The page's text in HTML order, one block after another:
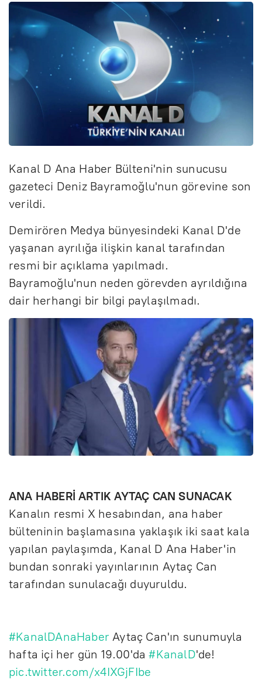
Kanal D Ana Haber Bülteni'nin sunucusu
gazeteci Deniz Bayramoğlu'nun görevine son
verildi.
Demirören Medya bünyesindeki Kanal D'de
yaşanan ayrılığa ilişkin kanal tarafından
resmi bir açıklama yapılmadı.
Bayramoğlu'nun neden görevden ayrıldığına
dair herhangi bir bilgi paylaşılmadı.
ANA HABERİ ARTIK AYTAÇ CAN SUNACAK
Kanalın resmi X hesabından, ana haber
bülteninin başlamasına yaklaşık iki saat kala
yapılan paylaşımda, Kanal D Ana Haber'in
bundan sonraki yayınlarının Aytaç Can
tarafından sunulacağı duyuruldu.
#KanalDAnaHaber Aytaç Can'ın sunumuyla
hafta içi her gün 19.00'da#KanalD'de!
pic.twitter.com/x4IXGjFIbe